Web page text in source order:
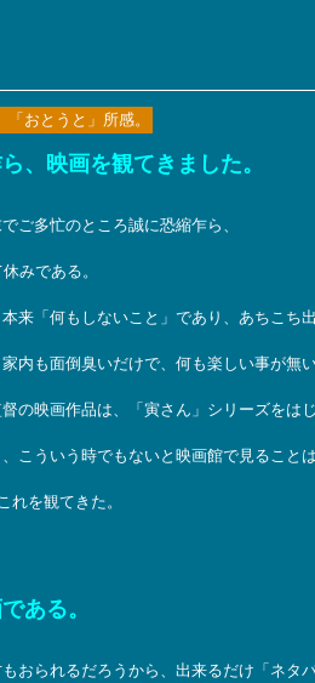
おとうと」所感。
、映画を観てきました。
ご多忙のところ誠に恐縮乍ら、
みである。
来「何もしないこと」であり、あちこち
内も面倒臭いだけで、何も楽しい事が無い
の映画作品は、「寅さん」シリーズをは
こういう時でもないと映画館で見ること
れを観てきた。
ある。
おられるだろうから、出来るだけ「ネタ